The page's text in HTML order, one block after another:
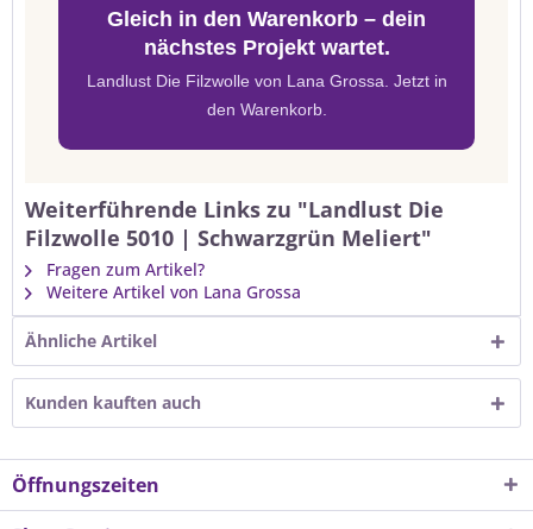
Gleich in den Warenkorb – dein
nächstes Projekt wartet.
Landlust Die Filzwolle von Lana Grossa. Jetzt in
den Warenkorb.
Weiterführende Links zu "Landlust Die
Filzwolle 5010 | Schwarzgrün Meliert"
Fragen zum Artikel?
Weitere Artikel von Lana Grossa
Ähnliche Artikel
Kunden kauften auch
Öffnungszeiten